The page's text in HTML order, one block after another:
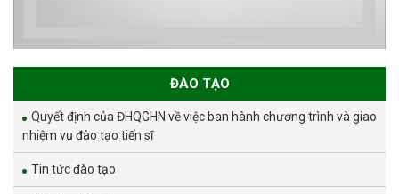
ĐÀO TẠO
Quyết định của ĐHQGHN về việc ban hành chương trình và giao
nhiệm vụ đào tạo tiến sĩ
Tin tức đào tạo